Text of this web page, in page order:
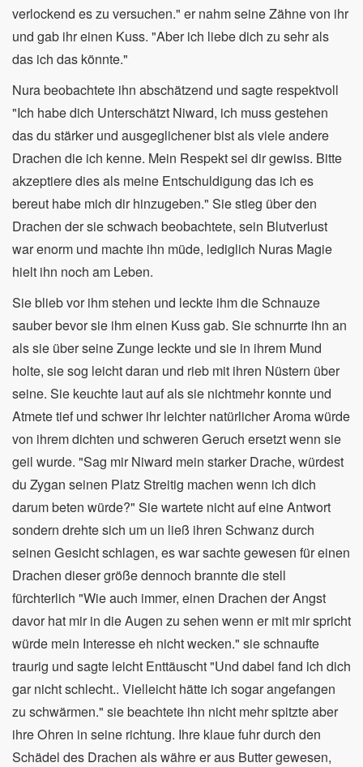
verlockend es zu versuchen." er nahm seine Zähne von ihr
und gab ihr einen Kuss. "Aber ich liebe dich zu sehr als
das ich das könnte."
Nura beobachtete ihn abschätzend und sagte respektvoll
"Ich habe dich Unterschätzt Niward, ich muss gestehen
das du stärker und ausgeglichener bist als viele andere
Drachen die ich kenne. Mein Respekt sei dir gewiss. Bitte
akzeptiere dies als meine Entschuldigung das ich es
bereut habe mich dir hinzugeben." Sie stieg über den
Drachen der sie schwach beobachtete, sein Blutverlust
war enorm und machte ihn müde, lediglich Nuras Magie
hielt ihn noch am Leben.
Sie blieb vor ihm stehen und leckte ihm die Schnauze
sauber bevor sie ihm einen Kuss gab. Sie schnurrte ihn an
als sie über seine Zunge leckte und sie in ihrem Mund
holte, sie sog leicht daran und rieb mit ihren Nüstern über
seine. Sie keuchte laut auf als sie nichtmehr konnte und
Atmete tief und schwer ihr leichter natürlicher Aroma würde
von ihrem dichten und schweren Geruch ersetzt wenn sie
geil wurde. "Sag mir Niward mein starker Drache, würdest
du Zygan seinen Platz Streitig machen wenn ich dich
darum beten würde?" Sie wartete nicht auf eine Antwort
sondern drehte sich um un ließ ihren Schwanz durch
seinen Gesicht schlagen, es war sachte gewesen für einen
Drachen dieser größe dennoch brannte die stell
fürchterlich "Wie auch immer, einen Drachen der Angst
davor hat mir in die Augen zu sehen wenn er mit mir spricht
würde mein Interesse eh nicht wecken." sie schnaufte
traurig und sagte leicht Enttäuscht "Und dabei fand ich dich
gar nicht schlecht.. Vielleicht hätte ich sogar angefangen
zu schwärmen." sie beachtete ihn nicht mehr spitzte aber
ihre Ohren in seine richtung. Ihre klaue fuhr durch den
Schädel des Drachen als währe er aus Butter gewesen,